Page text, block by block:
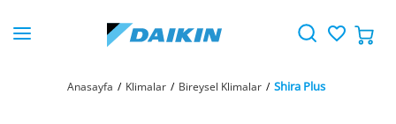
Anasayfa Klimalar Bireysel Klimalar Shira Plus